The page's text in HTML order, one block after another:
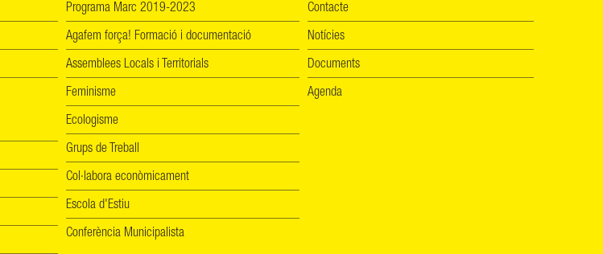
Programa Marc 2019-2023
Agafem força! Formació i documentació
Assemblees Locals i Territorials
Feminisme
Ecologisme
Grups de Treball
Col·labora econòmicament
Escola d'Estiu
Conferència Municipalista
Contacte
Notícies
Documents
Agenda